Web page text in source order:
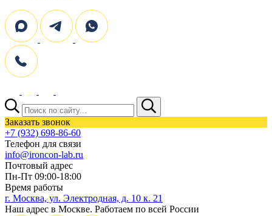
Заказать звонок
+7 (932) 698-86-60
Телефон для связи
info@ironcon-lab.ru
Почтовый адрес
Пн-Пт 09:00-18:00
Время работы
г. Москва, ул. Электродная, д. 10 к. 21
Наш адрес в Москве. Работаем по всей России